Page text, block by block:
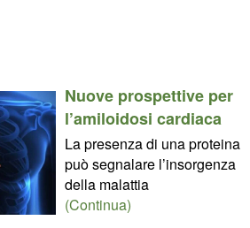
Nuove prospettive per
l’amiloidosi cardiaca
La presenza di una proteina
può segnalare l’insorgenza
della malattia
(Continua)